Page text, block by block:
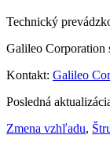
Technický
Galileo Corporation
Kontakt: Galileo
Posledná
Zmena vzhľadu,